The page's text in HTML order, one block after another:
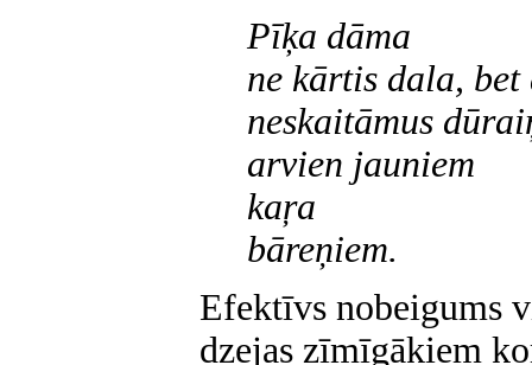
Pīķa dāma
ne kārtis dala, bet
neskaitāmus
arvien jauniem
kaŗa
bāreņiem.
Efektīvs nobeigums
dzejas zīmīgākiem